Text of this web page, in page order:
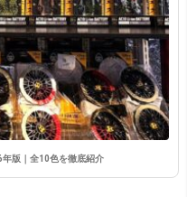
版｜全10色を徹底紹介